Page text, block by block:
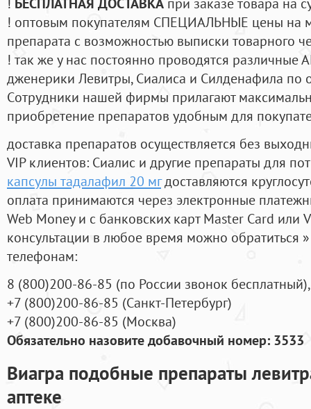
! оптовым покупателям СПЕЦИАЛЬНЫЕ цены на
препарата с возможностью выписки товарного
! так же у нас постоянно проводятся
дженерики Левитры, Сиалиса и Силденафила по
Cотрудники нашей фирмы прилагают
приобретение препаратов удобным для
доставка препаратов осуществляется без
VIP клиентов: Сиалис и другие препараты для
капсулы тадалафил 20 мгдоставляются
оплата принимаются через электронные
Web Money и с банковских карт Master Card или
консультации в любое время можно обратиться
телефонам:
8 (800)200-86-85 (по России звонок бесплатный),
+7 (800)200-86-85 (Санкт-Петербург)
+7 (800)200-86-85 (Москва)
Обязательно назовите добавочный номер: 3533
Виагра подобные препараты
аптеке